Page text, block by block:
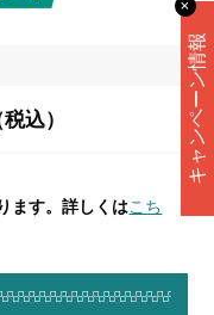
税込）
ます。詳しくはこち
✕
キャンペーン情報